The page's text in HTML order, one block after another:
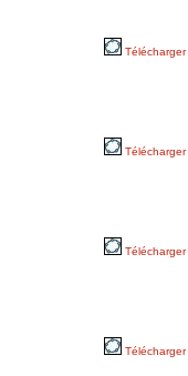
Télécharger
Télécharger
Télécharger
Télécharger